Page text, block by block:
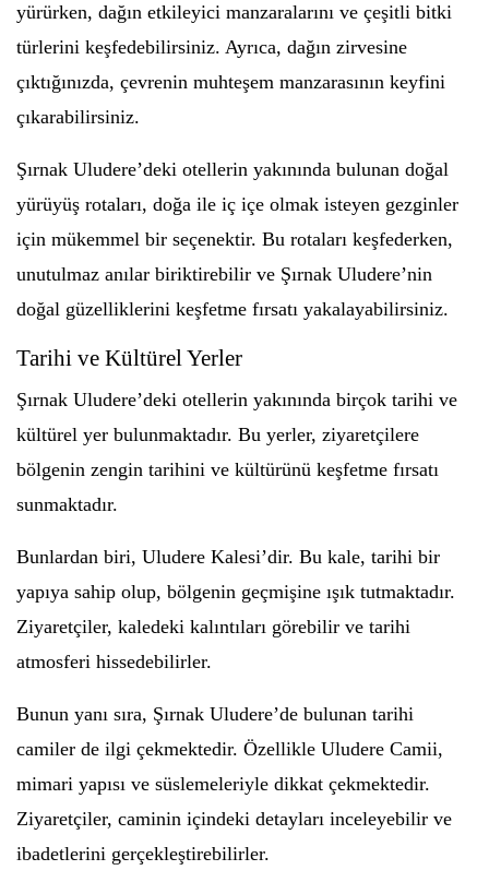
yürürken, dağın etkileyici manzaralarını ve çeşitli bitki
türlerini keşfedebilirsiniz. Ayrıca, dağın zirvesine
çıktığınızda, çevrenin muhteşem manzarasının keyfini
çıkarabilirsiniz.
Şırnak Uludere’deki otellerin yakınında bulunan doğal
yürüyüş rotaları, doğa ile iç içe olmak isteyen gezginler
için mükemmel bir seçenektir. Bu rotaları keşfederken,
unutulmaz anılar biriktirebilir ve Şırnak Uludere’nin
doğal güzelliklerini keşfetme fırsatı yakalayabilirsiniz.
Tarihi ve Kültürel Yerler
Şırnak Uludere’deki otellerin yakınında birçok tarihi ve
kültürel yer bulunmaktadır. Bu yerler, ziyaretçilere
bölgenin zengin tarihini ve kültürünü keşfetme fırsatı
sunmaktadır.
Bunlardan biri, Uludere Kalesi’dir. Bu kale, tarihi bir
yapıya sahip olup, bölgenin geçmişine ışık tutmaktadır.
Ziyaretçiler, kaledeki kalıntıları görebilir ve tarihi
atmosferi hissedebilirler.
Bunun yanı sıra, Şırnak Uludere’de bulunan tarihi
camiler de ilgi çekmektedir. Özellikle Uludere Camii,
mimari yapısı ve süslemeleriyle dikkat çekmektedir.
Ziyaretçiler, caminin içindeki detayları inceleyebilir ve
ibadetlerini gerçekleştirebilirler.